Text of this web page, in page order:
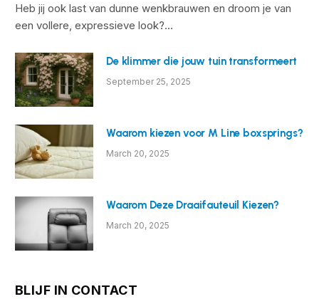
Heb jij ook last van dunne wenkbrauwen en droom je van
een vollere, expressieve look?…
De klimmer die jouw tuin transformeert
September 25, 2025
Waarom kiezen voor M Line boxsprings?
March 20, 2025
Waarom Deze Draaifauteuil Kiezen?
March 20, 2025
BLIJF IN CONTACT